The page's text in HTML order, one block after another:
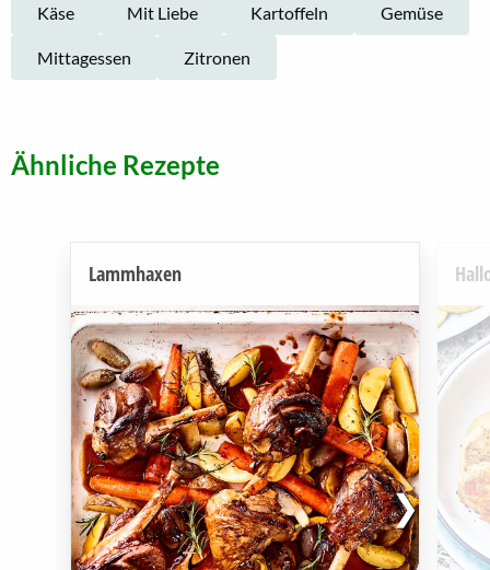
Käse Mit Liebe Kartoffeln Gemüse
Mittagessen Zitronen
Ähnliche Rezepte
Lammhaxen